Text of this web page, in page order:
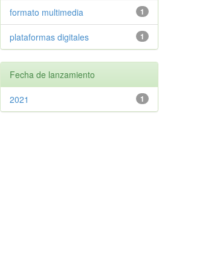
1
formato multimedia
1
plataformas digitales
Fecha de lanzamiento
1
2021